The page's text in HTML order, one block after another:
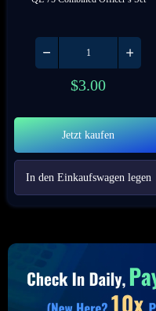
$3.00
Jetzt kaufen
In den Einkaufswagen legen